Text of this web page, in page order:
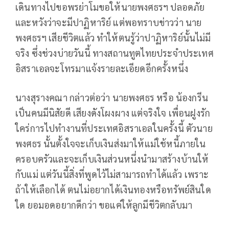
เดินทางไปขอพรย่าโมขอให้นายพงศธรฯ ปลอดภัย
และหวังว่าจะมีปาฏิหาริย์ แต่พอทราบข่าวว่า นาย
พงศธรฯ เสียชีวิตแล้ว ทำให้ตนรู้ว่าปาฏิหาริย์นั้นไม่มี
จริง ซึ่งช่วงบ่ายวันนี้ ทางสถานทูตไทยประจำประเทศ
อิสราเอลจะโทรมาแจ้งรายละเอียดอีกครั้งหนึ่ง
นางสุรางคณา กล่าวต่อว่า นายพงศธร หรือ น้องกรีน
เป็นคนมีนิสัยดี เสียงดังโผงผาง แต่จริงใจ เพื่อนฝูงรัก
ใคร่การไปทำงานที่ประเทศอิสราเอลในครั้งนี้ ตัวนาย
พงศธร นั้นตั้งใจจะเก็บเงินส่งมาให้แม่ใช้หนี้ภายใน
ครอบครัวและจะเก็บเงินส่วนหนึ่งนำมาสร้างบ้านให้
กับแม่ แต่วันนี้สิ่งที่พูดไว้ไม่สามารถทำได้แล้ว เพราะ
ถ้าให้เลือกได้ ตนไม่อยากได้เงินทองหรือทรัพย์สินใด
ใด ยอมอดอยากดีกว่า ขอแค่ให้ลูกมีชีวิตกลับมา